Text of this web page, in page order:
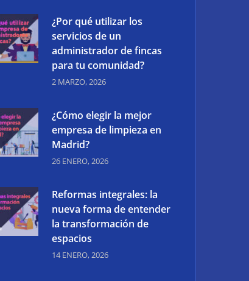
¿Por qué utilizar los
servicios de un
administrador de fincas
para tu comunidad?
2 MARZO, 2026
¿Cómo elegir la mejor
empresa de limpieza en
Madrid?
26 ENERO, 2026
Reformas integrales: la
nueva forma de entender
la transformación de
espacios
14 ENERO, 2026